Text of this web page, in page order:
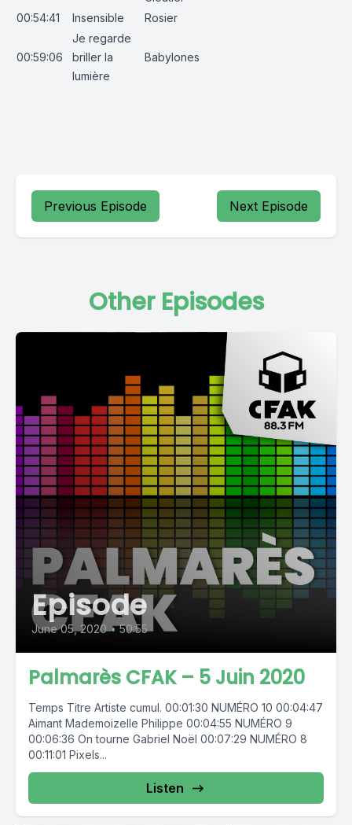
00:54:41
Insensible Rosier
00:59:06
Je regarde
briller la
lumière
Babylones
Previous Episode Next Episode
Other Episodes
Episode
June 05, 2020 • 50:55
Palmarès CFAK – 5 Juin 2020
Temps Titre Artiste cumul. 00:01:30 NUMÉRO 10 00:04:47
Aimant Mademoizelle Philippe 00:04:55 NUMÉRO 9
00:06:36 On tourne Gabriel Noël 00:07:29 NUMÉRO 8
00:11:01 Pixels...
Listen